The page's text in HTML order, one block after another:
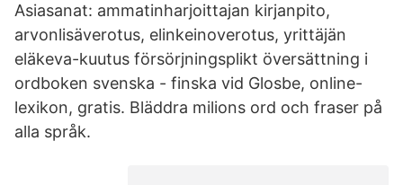
Asiasanat: ammatinharjoittajan kirjanpito,
arvonlisäverotus, elinkeinoverotus, yrittäjän
eläkeva-kuutus försörjningsplikt översättning i
ordboken svenska - finska vid Glosbe, online-
lexikon, gratis. Bläddra milions ord och fraser på
alla språk.